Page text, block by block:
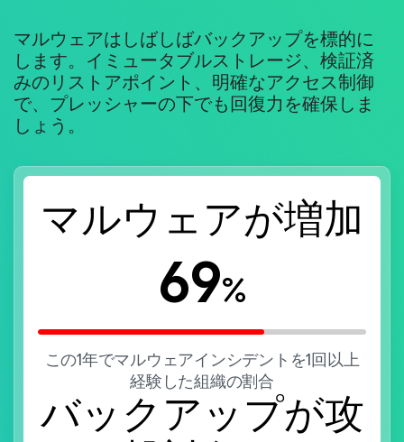
マルウェアはしばしばバックアップを標的に
します。イミュータブルストレージ、検証済
みのリストアポイント、明確なアクセス制御
で、プレッシャーの下でも回復力を確保しま
しょう。
マルウェアが増加
69%
この1年でマルウェアインシデントを1回以上
経験した組織の割合
バックアップが攻